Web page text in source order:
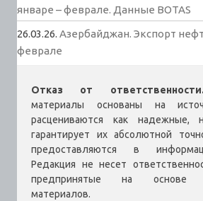
январе – феврале. Данные BOTAS
26.03.26. Азербайджан. Экспорт
феврале
Отказ от ответственности.
материалы основаны на
расцениваются как надежные,
гарантирует их абсолютной
предоставляются в
Редакция не несет
предпринятые на основе
материалов.